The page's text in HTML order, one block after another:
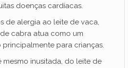
doenças cardíacas.
de alergia ao leite de vaca,
cabra atua como um
para crianças.
mesmo inusitada, do leite de